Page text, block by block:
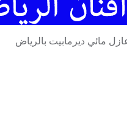
مائي ديرمابيت بالرياض